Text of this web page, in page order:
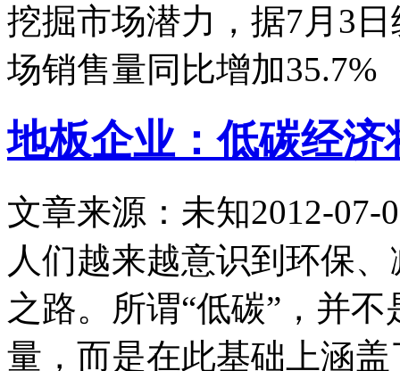
挖掘市场潜力，据7月3
场销售量同比增加35.7%
地板企业：低碳经
文章来源：未知2012-07-
人们越来越意识到环保
之路。所谓“低碳”，并
量，而是在此基础上涵